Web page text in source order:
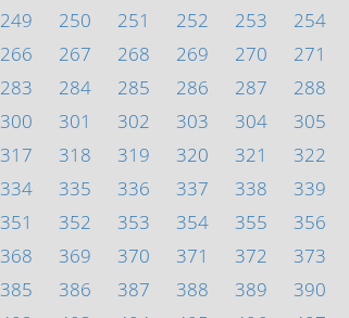
249 250 251 252 253 254
266 267 268 269 270 271
283 284 285 286 287 288
300 301 302 303 304 305
317 318 319 320 321 322
334 335 336 337 338 339
351 352 353 354 355 356
368 369 370 371 372 373
385 386 387 388 389 390